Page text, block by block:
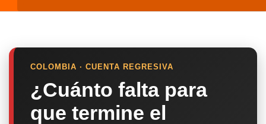
COLOMBIA · CUENTA REGRESIVA
¿Cuánto falta para
que termine el